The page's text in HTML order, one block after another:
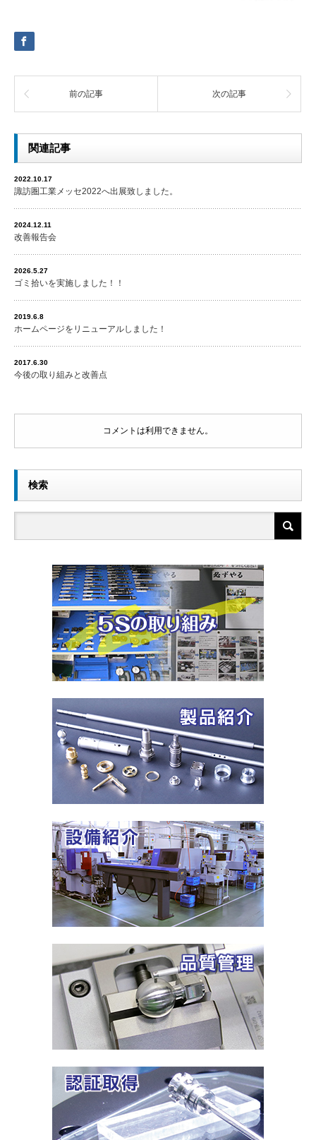
前の記事 次の記事
関連記事
2022.10.17
諏訪圏工業メッセ2022へ出展致しました。
2024.12.11
改善報告会
2026.5.27
ゴミ拾いを実施しました！！
2019.6.8
ホームページをリニューアルしました！
2017.6.30
今後の取り組みと改善点
コメントは利用できません。
検索